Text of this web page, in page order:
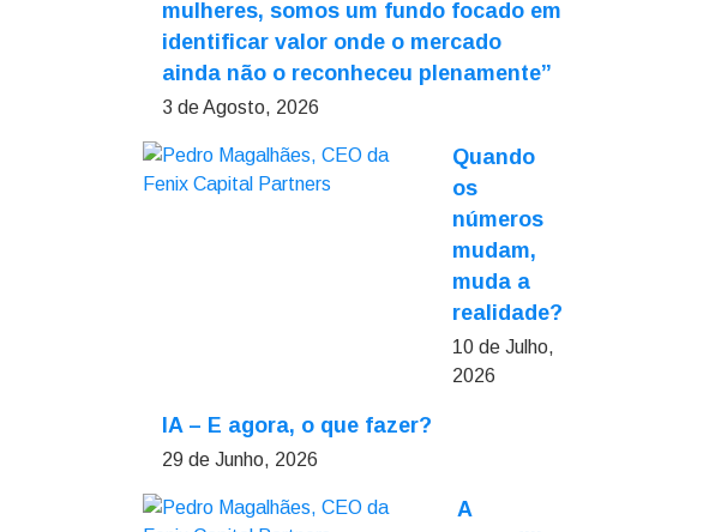
mulheres, somos um fundo focado em
identificar valor onde o mercado
ainda não o reconheceu plenamente”
3 de Agosto, 2026
Quando
os
números
mudam,
muda a
realidade?
10 de Julho,
2026
IA – E agora, o que fazer?
29 de Junho, 2026
A